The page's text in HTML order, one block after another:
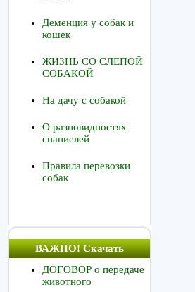
Деменция у собак и
кошек
ЖИЗНЬ СО СЛЕПОЙ
СОБАКОЙ
На дачу с собакой
О разновидностях
спаниелей
Правила перевозки
собак
ВАЖНО! Скачать
ДОГОВОР о передаче
животного